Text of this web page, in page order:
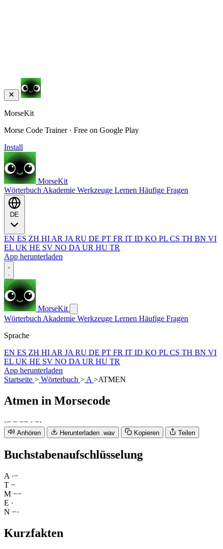
MorseKit
Morse Code Trainer · Free on Google Play
Install
MorseKit
Wörterbuch Akademie Werkzeuge Lernen Häufige Fragen
EN ES ZH HI AR JA RU DE PT FR IT ID KO PL CS TH BN VI
EL UK HE SV NO DA UR HU TR
App herunterladen
MorseKit
Wörterbuch Akademie Werkzeuge Lernen Häufige Fragen
Sprache
EN ES ZH HI AR JA RU DE PT FR IT ID KO PL CS TH BN VI
EL UK HE SV NO DA UR HU TR
App herunterladen
Startseite > Wörterbuch > A >ATMEN
Atmen in Morsecode
·− − −− · −·
Anhören Herunterladen .wav Kopieren Teilen
Buchstabenaufschlüsselung
A ·−
T −
M −−
E ·
N −·
Kurzfakten